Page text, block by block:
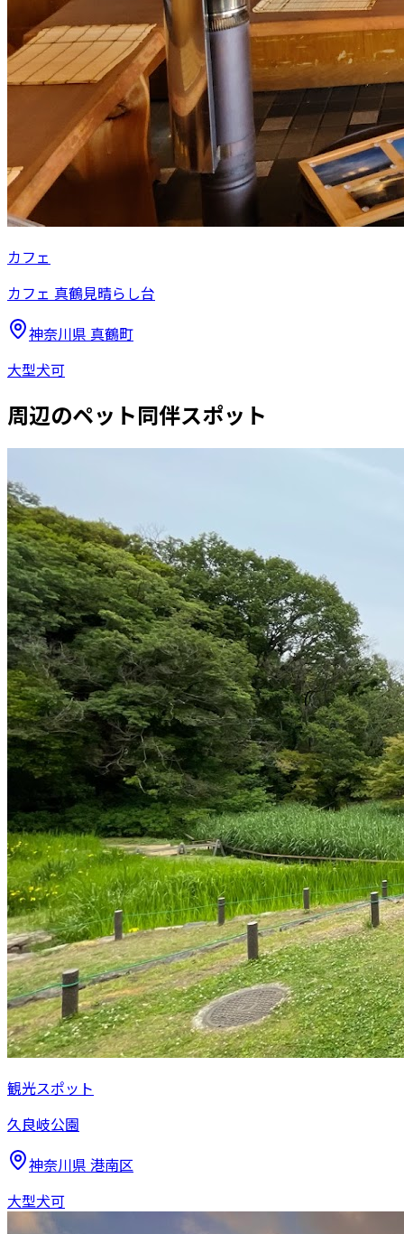
カフェ
カフェ 真鶴見晴らし台
神奈川県 真鶴町
大型犬可
周辺のペット同伴スポット
観光スポット
久良岐公園
神奈川県 港南区
大型犬可